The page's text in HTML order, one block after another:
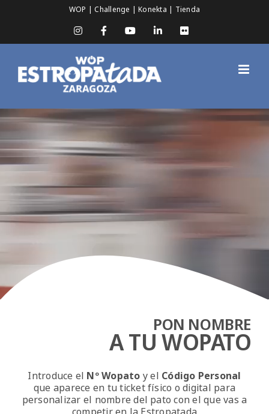
WOP |Challenge |Konekta | Tienda
InstagramFacebookYouTubeLinkedInFlickr
PON NOMBRE
A TU WOPATO
Introduce el Nº Wopato y el Código Personal
que aparece en tu ticket físico o digital para
personalizar el nombre del pato con el que vas a